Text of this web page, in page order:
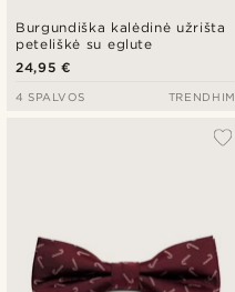
Burgundiška kalėdinė užrišta
peteliškė su eglute
24,95 €
4 SPALVOS TRENDHIM